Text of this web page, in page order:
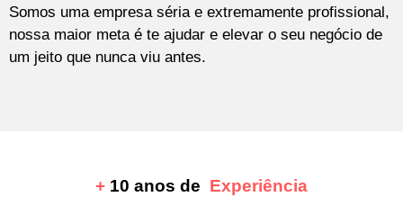
Somos uma empresa séria e extremamente profissional,
nossa maior meta é te ajudar e elevar o seu negócio de
um jeito que nunca viu antes.
+ 10 anos de Experiência